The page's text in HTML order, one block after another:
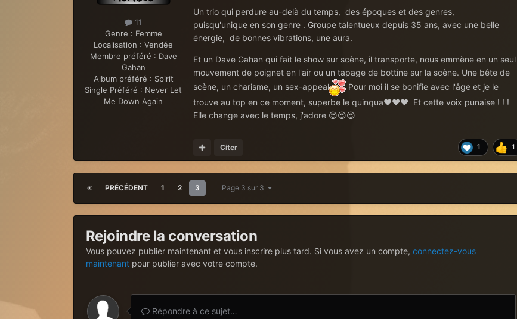
11
Genre : Femme
Localisation :Vendée
Membre préféré : Dave
Gahan
Album préféré : Spirit
Single Préféré : Never Let
Me Down Again
Un trio qui perdure au-delà du temps, des époques et des genres,
puisqu'unique en son genre . Groupe talentueux depuis 35 ans, avec une belle
énergie, de bonnes vibrations, une aura.
Et un Dave Gahan qui fait le show sur scène, il transporte, nous emmène en un seul
mouvement de poignet en l'air ou un tapage de bottine sur la scène. Une bête de
scène, un charisme, un sex-appeal
Pour moi il se bonifie avec l'âge et je le
trouve au top en ce moment, superbe le quinqua❤❤❤ Et cette voix punaise ! ! !
Elle change avec le temps, j'adore 😍😍😍
1 1
Citer
PRÉCÉDENT 1 2 3 Page 3 sur 3
Rejoindre la conversation
Vous pouvez publier maintenant et vous inscrire plus tard. Si vous avez un compte, connectez-vous
maintenantpour publier avec votre compte.
Répondre à ce sujet…